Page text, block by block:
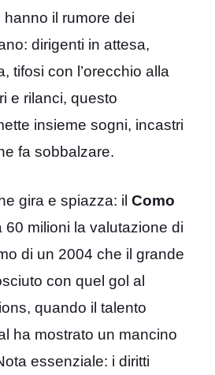
hanno il rumore dei
dirigenti in attesa,
tifosi con l’orecchio alla
e rilanci, questo
insieme sogni, incastri
fa sobbalzare.
gira e spiazza: il Como
60 milioni la valutazione di
di un 2004 che il grande
con quel gol al
quando il talento
ha mostrato un mancino
essenziale: i diritti